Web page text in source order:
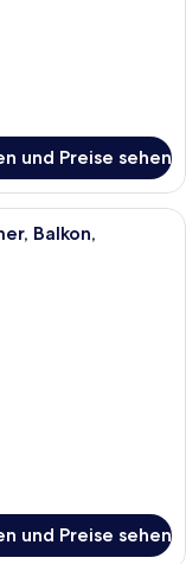
und Preise sehen
oder -
Balkon,
und Preise sehen